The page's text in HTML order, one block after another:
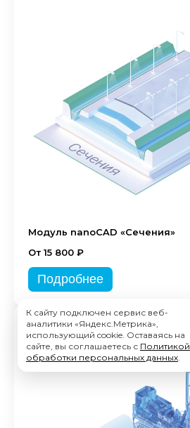
Модуль nanoCAD «Сечения»
От 15 800 ₽
Подробнее
К сайту подключен сервис веб-
аналитики «Яндекс.Метрика»,
использующий cookie. Оставаясь на
сайте, вы соглашаетесь с Политикой
обработки персональных данных.